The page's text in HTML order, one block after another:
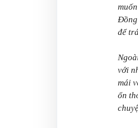
Đồng
để
với
mái
ổn